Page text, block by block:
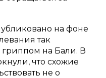
на фоне
так
на Бали. В
что схожие
не о